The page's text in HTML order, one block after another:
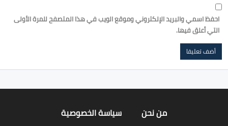
احفظ اسمي والبريد الإلكتروني وموقع الويب في هذا المتصفح للمرة الأولى
التي أعلق فيها.
من نحن سياسة الخصوصية